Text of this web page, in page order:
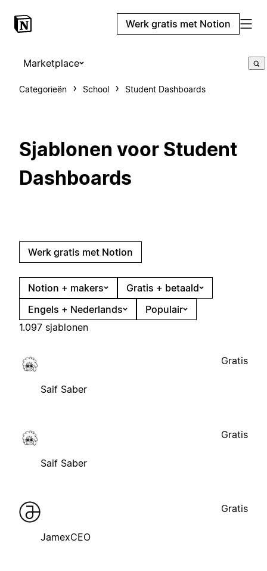
Werk gratis met Notion
Marketplace
Categorieën School Student Dashboards
Sjablonen voor Student
Dashboards
Werk gratis met Notion
Notion + makers
Gratis + betaald
Engels + Nederlands
Populair
1.097 sjablonen
Saif Saber
Gratis
Saif Saber
Gratis
JamexCEO
Gratis